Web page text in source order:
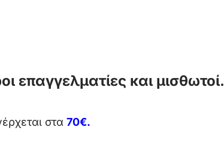
και μισθωτοί.
στα 70€.